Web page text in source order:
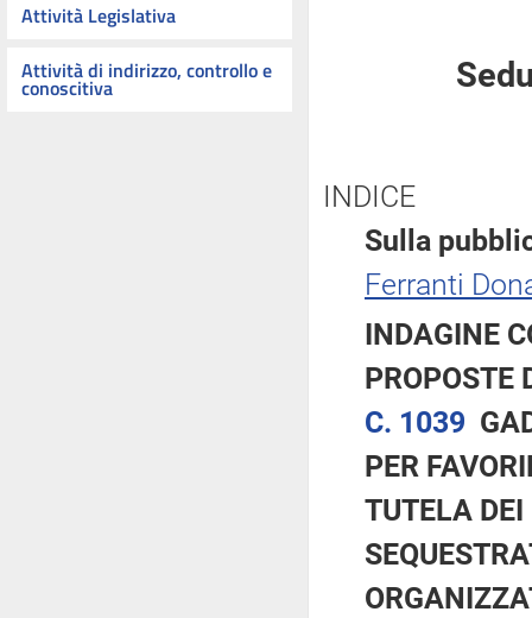
Attività Legislativa
Attività di indirizzo, controllo e
conoscitiva
INDICE
Sulla
Ferranti
INDAGINE
PROPOSTE
C. 1039
PER
TUTELA